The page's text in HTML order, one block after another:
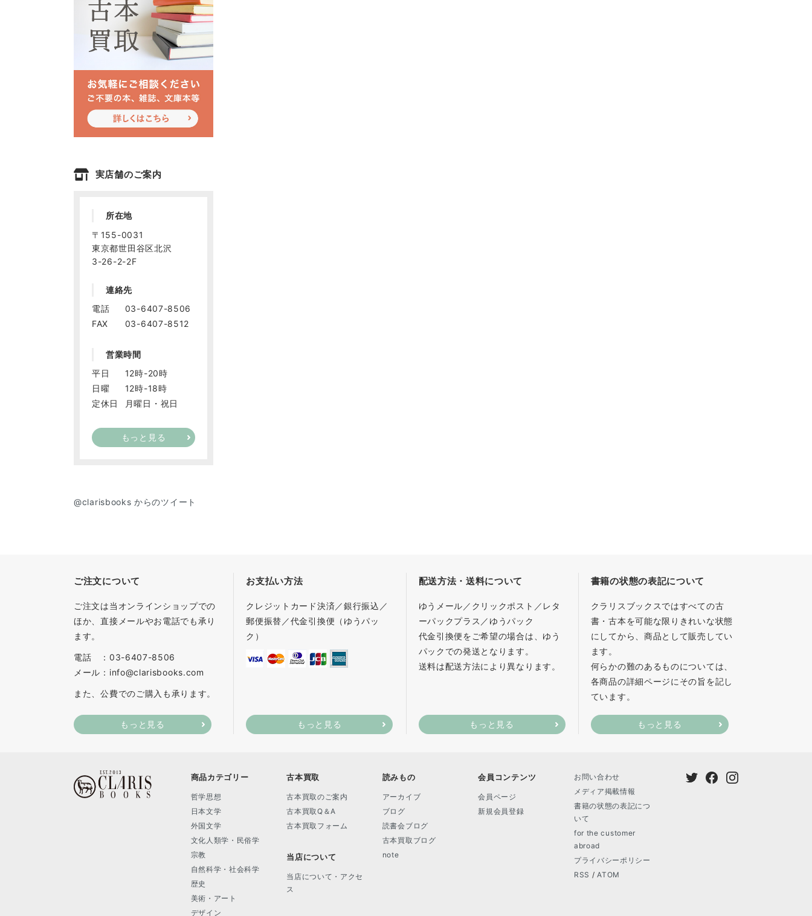
実店舗のご案内
所在地
〒155-0031
東京都世田谷区北沢
3-26-2-2F
連絡先
電話
03-6407-8506
FAX
03-6407-8512
営業時間
平日
12時-20時
日曜
12時-18時
定休日
月曜日・祝日
もっと見る
@clarisbooks からのツイート
ご注文について
ご注文は当オンラインショップでの
ほか、直接メールやお電話でも承り
ます。
電話 ：03-6407-8506
メール：info@clarisbooks.com
また、公費でのご購入も承ります。
もっと見る
お支払い方法
クレジットカード決済／銀行振込／
郵便振替／代金引換便（ゆうパッ
ク）
もっと見る
配送方法・送料について
ゆうメール／クリックポスト／レタ
ーパックプラス／ゆうパック
代金引換便をご希望の場合は、ゆう
パックでの発送となります。
送料は配送方法により異なります。
もっと見る
書籍の状態の表記について
クラリスブックスではすべての古
書・古本を可能な限りきれいな状態
にしてから、商品として販売してい
ます。
何らかの難のあるものについては、
各商品の詳細ページにその旨を記し
ています。
もっと見る
商品カテゴリー
哲学思想
日本文学
外国文学
文化人類学・民俗学
宗教
自然科学・社会科学
歴史
美術・アート
デザイン
古本買取
古本買取のご案内
古本買取Q＆A
古本買取フォーム
当店について
当店について・アクセ
ス
読みもの
アーカイブ
ブログ
読書会ブログ
古本買取ブログ
note
会員コンテンツ
会員ページ
新規会員登録
お問い合わせ
メディア掲載情報
書籍の状態の表記につ
いて
for the customer
abroad
プライバシーポリシー
RSS /ATOM